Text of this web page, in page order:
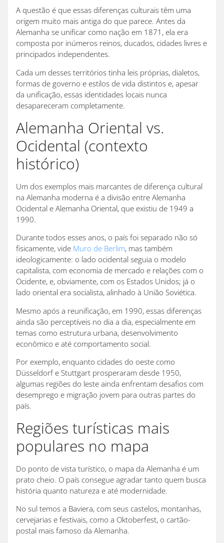
A questão é que essas diferenças culturais têm uma
origem muito mais antiga do que parece. Antes da
Alemanha se unificar como nação em 1871, ela era
composta por inúmeros reinos, ducados, cidades livres e
principados independentes.
Cada um desses territórios tinha leis próprias, dialetos,
formas de governo e estilos de vida distintos e, apesar
da unificação, essas identidades locais nunca
desapareceram completamente.
Alemanha Oriental vs.
Ocidental (contexto
histórico)
Um dos exemplos mais marcantes de diferença cultural
na Alemanha moderna é a divisão entre Alemanha
Ocidental e Alemanha Oriental, que existiu de 1949 a
1990.
Durante todos esses anos, o país foi separado não só
fisicamente, vide Muro de Berlim, mas também
ideologicamente: o lado ocidental seguia o modelo
capitalista, com economia de mercado e relações com o
Ocidente, e, obviamente, com os Estados Unidos; já o
lado oriental era socialista, alinhado à União Soviética.
Mesmo após a reunificação, em 1990, essas diferenças
ainda são perceptíveis no dia a dia, especialmente em
temas como estrutura urbana, desenvolvimento
econômico e até comportamento social.
Por exemplo, enquanto cidades do oeste como
Düsseldorf e Stuttgart prosperaram desde 1950,
algumas regiões do leste ainda enfrentam desafios com
desemprego e migração jovem para outras partes do
país.
Regiões turísticas mais
populares no mapa
Do ponto de vista turístico, o mapa da Alemanha é um
prato cheio. O país consegue agradar tanto quem busca
história quanto natureza e até modernidade.
No sul temos a Baviera, com seus castelos, montanhas,
cervejarias e festivais, como a Oktoberfest, o cartão-
postal mais famoso da Alemanha.